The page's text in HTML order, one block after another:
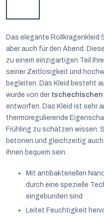
Das elegante Rollkragenkleid
aber auch für den Abend.
zu einem einzigartigen Teil
seiner Zeitlosigkeit und
begleiten. Das Kleid besteht
wurde von der tschechischen
entworfen. Das Kleid ist sehr
thermoregulierende
Frühling zu schätzen wissen.
betonen und gleichzeitig
ihnen bequem sein.
Mit antibakteriellen
durch eine spezielle
eingebunden sind
Leitet Feuchtigkeit